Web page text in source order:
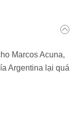
Marcos Acuna,
Argentina lại quá